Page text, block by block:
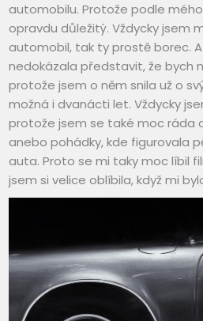
automobilu. Protože podle
opravdu důležitý. Vždycky jsem
automobil, tak ty prostě borec.
nedokázala představit, že bych
protože jsem o něm snila už o
možná i dvanácti let. Vždycky
protože jsem se také moc ráda
anebo pohádky, kde figurovala
auta. Proto se mi taky moc líbil
jsem si velice oblíbila, když mi